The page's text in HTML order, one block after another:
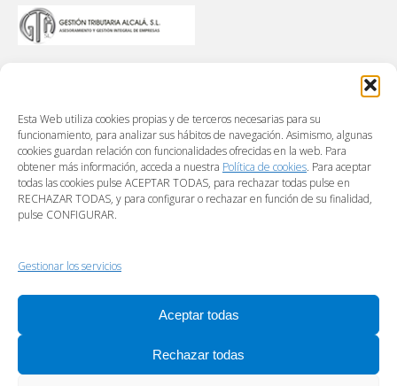
Esta Web utiliza cookies propias y de terceros necesarias para su
funcionamiento, para analizar sus hábitos de navegación. Asimismo, algunas
cookies guardan relación con funcionalidades ofrecidas en la web. Para
obtener más información, acceda a nuestra Política de cookies. Para aceptar
todas las cookies pulse ACEPTAR TODAS, para rechazar todas pulse en
RECHAZAR TODAS, y para configurar o rechazar en función de su finalidad,
pulse CONFIGURAR.
Gestionar los servicios
Aceptar todas
Rechazar todas